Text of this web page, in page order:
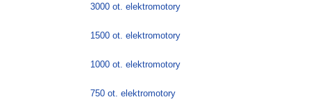
3000 ot. elektromotory
1500 ot. elektromotory
1000 ot. elektromotory
750 ot. elektromotory